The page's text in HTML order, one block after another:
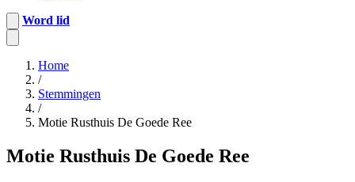
Word lid
Home
/
Stemmingen
/
Motie Rusthuis De Goede Ree
Motie Rusthuis De Goede Ree